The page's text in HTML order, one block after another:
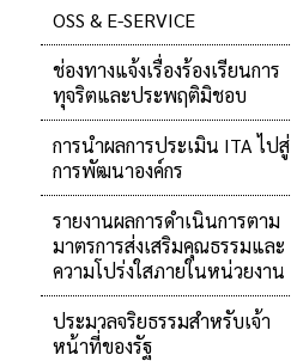
OSS & E-SERVICE
ช่องทางแจ้งเรื่องร้องเรียนการ
ทุจริตและประพฤติมิชอบ
การนำผลการประเมิน ITA ไปสู่
การพัฒนาองค์กร
รายงานผลการดำเนินการตาม
มาตรการส่งเสริมคุณธรรมและ
ความโปร่งใสภายในหน่วยงาน
ประมวลจริยธรรมสำหรับเจ้า
หน้าที่ของรัฐ